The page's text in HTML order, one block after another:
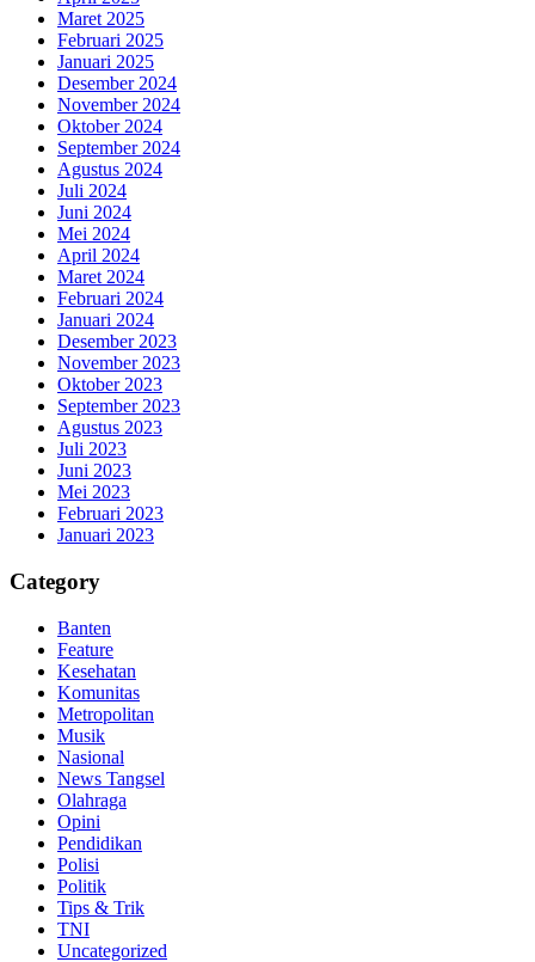
Maret 2025
Februari 2025
Januari 2025
Desember 2024
November 2024
Oktober 2024
September 2024
Agustus 2024
Juli 2024
Juni 2024
Mei 2024
April 2024
Maret 2024
Februari 2024
Januari 2024
Desember 2023
November 2023
Oktober 2023
September 2023
Agustus 2023
Juli 2023
Juni 2023
Mei 2023
Februari 2023
Januari 2023
Category
Banten
Feature
Kesehatan
Komunitas
Metropolitan
Musik
Nasional
News Tangsel
Olahraga
Opini
Pendidikan
Polisi
Politik
Tips & Trik
TNI
Uncategorized